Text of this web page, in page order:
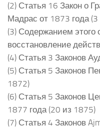
(2) Статья 16 Закон о
Мадрас от 1873 года
(3) Содержанием этого
восстановление
(4) Статья 3 Законов
(5) Статья 5 Законов
1872)
(6) Статья 5 Законов
1877 года (20 из 1875)
(7) Статья 4 Законов